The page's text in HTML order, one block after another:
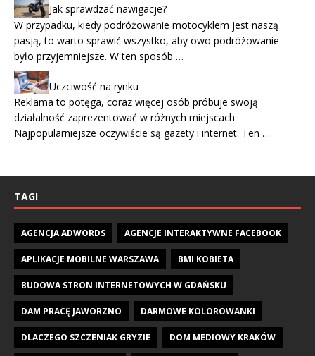
Jak sprawdzać nawigacje?
W przypadku, kiedy podróżowanie motocyklem jest naszą
pasją, to warto sprawić wszystko, aby owo podróżowanie
było przyjemniejsze. W ten sposób …
Uczciwość na rynku
Reklama to potęga, coraz więcej osób próbuje swoją
działalność zaprezentować w różnych miejscach.
Najpopularniejsze oczywiście są gazety i internet. Ten …
TAGI
AGENCJA ADWORDS AGENCJE INTERAKTYWNE FACEBOOK
APLIKACJE MOBILNE WARSZAWA BMI KOBIETA
BUDOWA STRON INTERNETOWYCH W GDAŃSKU
DAM PRACĘ JAWORZNO DARMOWE KOLOROWANKI
DLACZEGO SZCZENIAK GRYZIE DOM MEDIOWY KRAKÓW